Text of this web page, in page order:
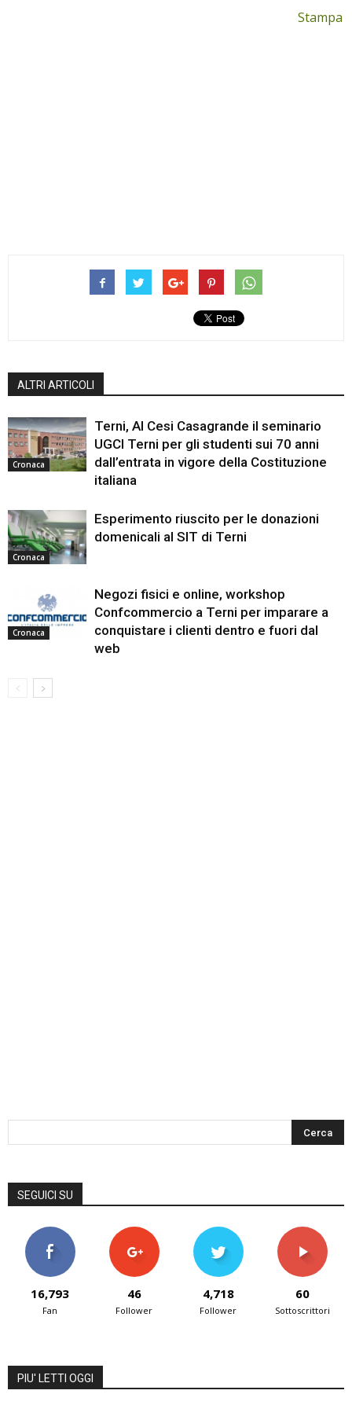
Stampa
ALTRI ARTICOLI
Cronaca
Terni, Al Cesi Casagrande il seminario
UGCI Terni per gli studenti sui 70 anni
dall’entrata in vigore della Costituzione
italiana
Cronaca
Esperimento riuscito per le donazioni
domenicali al SIT di Terni
Cronaca
Negozi fisici e online, workshop
Confcommercio a Terni per imparare a
conquistare i clienti dentro e fuori dal
web
SEGUICI SU
16,793
Fan
46
Follower
4,718
Follower
60
Sottoscrittori
PIU' LETTI OGGI